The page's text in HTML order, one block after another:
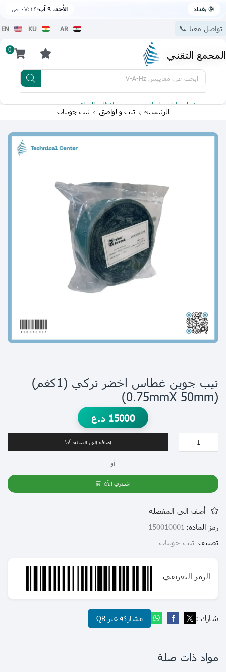
🌞 بغداد الأحد، ٩ آب ٠٧:١٤ ص
تواصل معنا 📞 AR
KU
EN
المجمع التقني 0
ابحث عن مقاييس V-A-Hz
يتوفر لدينا توصيل الى جميع محافظات العراق
الرئيسية تيب و لواصق تيب جوينات
تيب جوين غطاس اخضر تركي (1كغم)
(0.75mmX 50mm)
15000 د.ع
إضافة إلى السلة
أو
اشتري الآن
أضف الى المفضلة
رمز المادة: 150010001
تصنيف تيب جوينات
الرمز التعريفي
شارك : مشاركة عبر QR
مواد ذات صلة